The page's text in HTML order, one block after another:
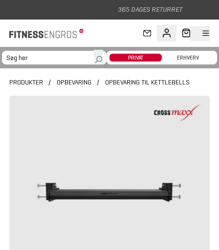
365 DAGES RETURRET
PRIVAT ERHVERV
PRODUKTER / OPBEVARING / OPBEVARING TIL KETTLEBELLS